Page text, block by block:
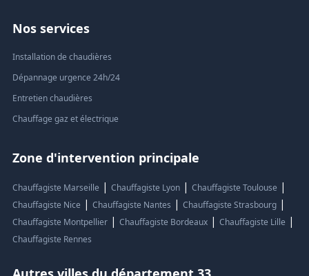
Nos services
Installation de chaudières
Dépannage urgence 24h/24
Entretien chaudières
Chauffage gaz et électrique
Zone d'intervention principale
Chauffagiste Marseille | Chauffagiste Lyon| Chauffagiste Toulouse |
Chauffagiste Nice | Chauffagiste Nantes | Chauffagiste Strasbourg|
Chauffagiste Montpellier| Chauffagiste Bordeaux| Chauffagiste Lille |
Chauffagiste Rennes